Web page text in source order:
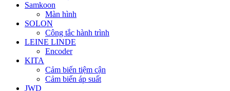
Samkoon
Màn hình
SOLON
Công tắc hành trình
LEINE LINDE
Encoder
KITA
Cảm biến tiệm cận
Cảm biến áp suất
JWD